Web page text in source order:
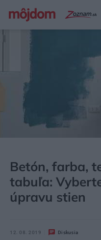
Betón, farba,
tabuľa:
úpravu stien
12. 08. 2019 Diskusia